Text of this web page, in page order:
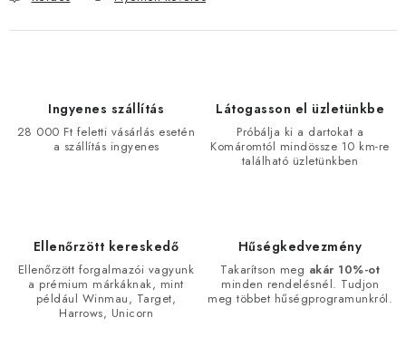
Ingyenes szállítás
28 000 Ft feletti vásárlás esetén
a szállítás ingyenes
Látogasson el üzletünkbe
Próbálja ki a dartokat a
Komáromtól mindössze 10 km-re
található üzletünkben
Ellenőrzött kereskedő
Ellenőrzött forgalmazói vagyunk
a prémium márkáknak, mint
például Winmau, Target,
Harrows, Unicorn
Hűségkedvezmény
Takarítson meg akár 10%-ot
minden rendelésnél. Tudjon
meg többet hűségprogramunkról.